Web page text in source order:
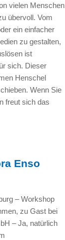
vielen Menschen
übervoll. Vom
ein einfacher
zu gestalten,
ist
sich. Dieser
Henschel
Wenn Sie
freut sich das
Enso
– Workshop
zu Gast bei
– Ja, natürlich